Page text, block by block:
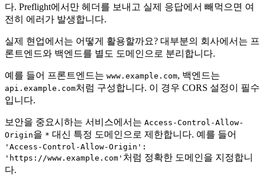
다. Preflight에서만 헤더를 보내고 실제 응답에서 빼먹으면 여
전히 에러가 발생합니다.
실제 현업에서는 어떻게 활용할까요? 대부분의 회사에서는 프
론트엔드와 백엔드를 별도 도메인으로 분리합니다.
예를 들어 프론트엔드는 www.example.com, 백엔드는
api.example.com처럼 구성합니다. 이 경우 CORS 설정이 필수
입니다.
보안을 중요시하는 서비스에서는 Access-Control-Allow-
Origin을 * 대신 특정 도메인으로 제한합니다. 예를 들어
'Access-Control-Allow-Origin':
'https://www.example.com' 처럼 정확한 도메인을 지정합니
다.